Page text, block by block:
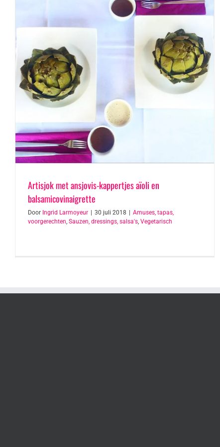
Artisjok met ansjovis-kappertjes aïoli en
balsamicovinaigrette
Door Ingrid Larmoyeur 30 juli 2018
Amuses, tapas,
voorgerechten, Sauzen, dressings, salsa's, Vegetarisch